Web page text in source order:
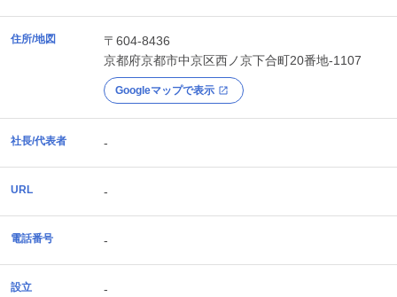
住所/地図
〒604-8436
京都府京都市中京区西ノ京下合町20番地-1107
Googleマップで表示
社長/代表者 -
URL -
電話番号 -
設立 -